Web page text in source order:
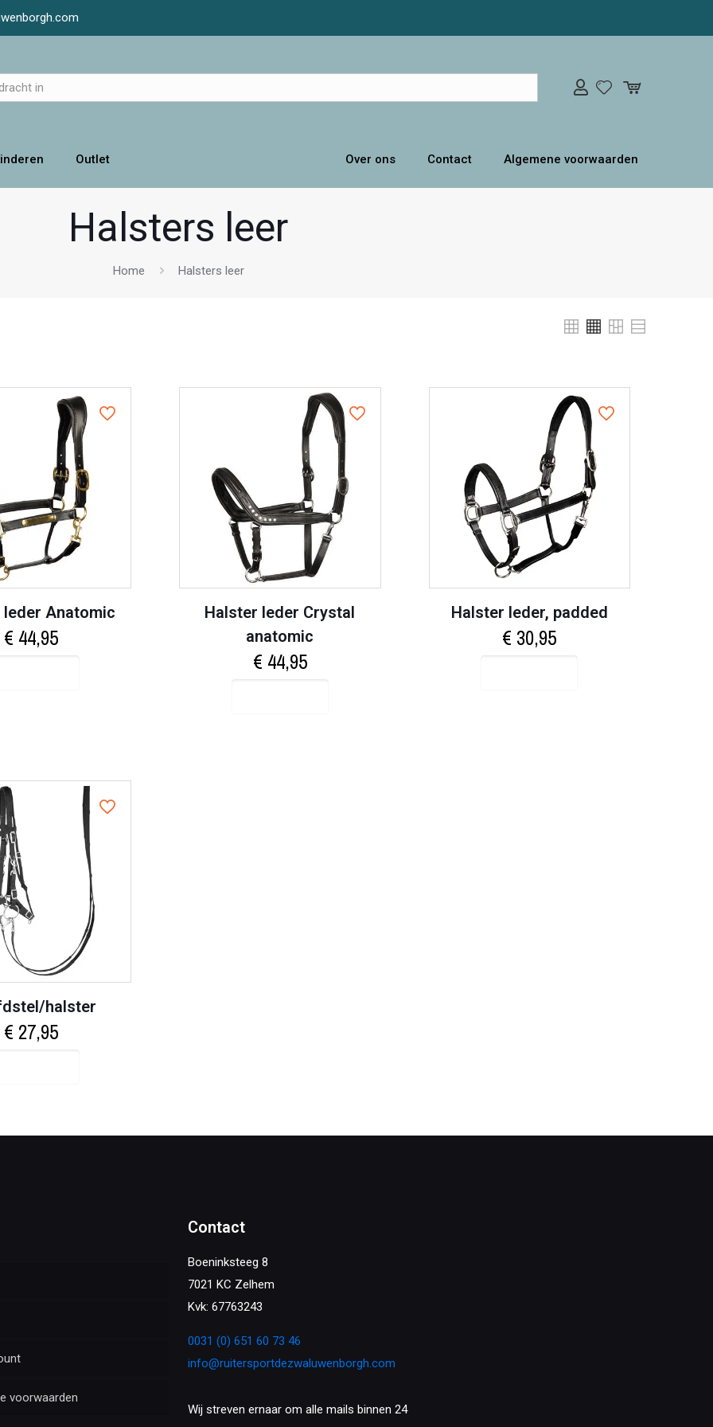
Outlet Over ons Contact Algemene voorwaarden
Halsters leer
Home Halsters leer
Anatomic
€ 44,95
Halster leder Crystal
anatomic
€ 44,95
Halster leder, padded
€ 30,95
halster
€ 27,95
voorwaarden
Contact
Boeninksteeg 8
7021 KC Zelhem
Kvk: 67763243
0031 (0) 651 60 73 46
info@ruitersportdezwaluwenborgh.com
Wij streven ernaar om alle mails binnen 24